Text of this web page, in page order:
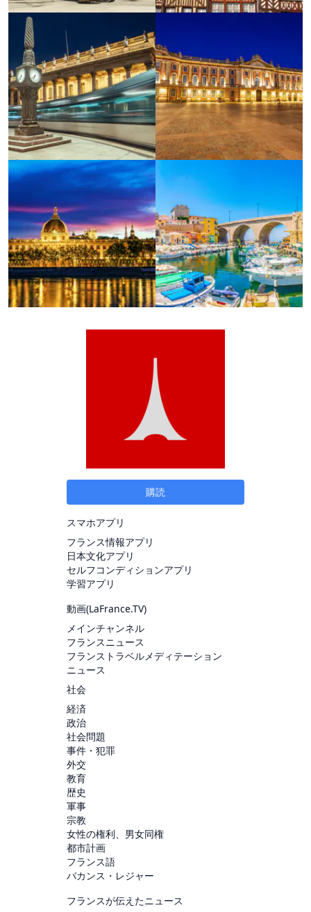
購読
スマホアプリ
フランス情報アプリ
日本文化アプリ
セルフコンディションアプリ
学習アプリ
動画(LaFrance.TV)
メインチャンネル
フランスニュース
フランストラベルメディテーション
ニュース
社会
経済
政治
社会問題
事件・犯罪
外交
教育
歴史
軍事
宗教
女性の権利、男女同権
都市計画
フランス語
バカンス・レジャー
フランスが伝えたニュース